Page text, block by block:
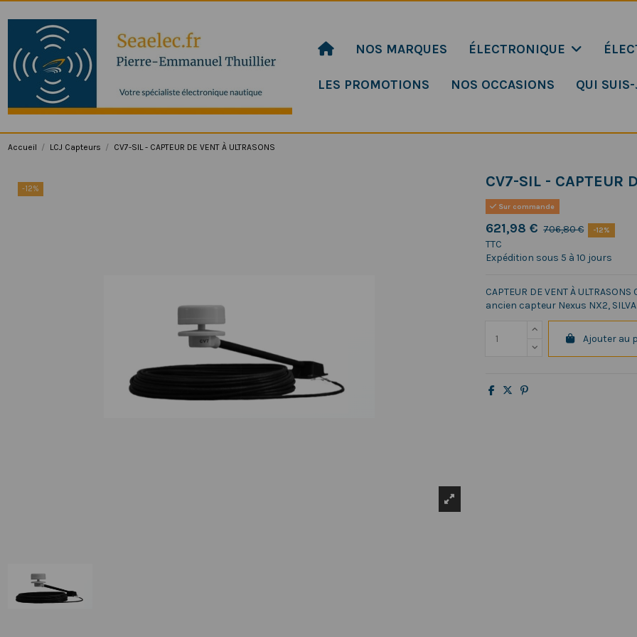
NOS MARQUES ÉLECTRONIQUE
LES PROMOTIONS NOS OCCASIONS QUI
Accueil LCJ Capteurs CV7-SIL - CAPTEUR DE VENT À ULTRASONS
-12% CV7-SIL - CAPTEUR
Sur commande
621,98 € 706,80 € -12%
TTC
Expédition sous 5 à 10 jours
CAPTEUR DE VENT À
ancien capteur Nexus NX2,
Ajouter au